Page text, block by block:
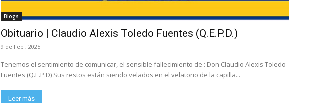
Blogs
Obituario | Claudio Alexis Toledo Fuentes (Q.E.P.D.)
9 de Feb , 2025
Tenemos el sentimiento de comunicar, el sensible fallecimiento de : Don Claudio Alexis Toledo
Fuentes (Q.E.P.D) Sus restos están siendo velados en el velatorio de la capilla...
Leer más